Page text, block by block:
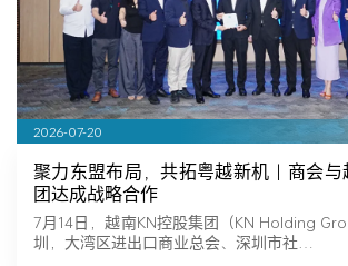
2026-07-20
聚力东盟布局，共拓粤越新机｜商会与
团达成战略合作
7月14日，越南KN控股集团（KN Holding
圳，大湾区进出口商业总会、深圳市社…